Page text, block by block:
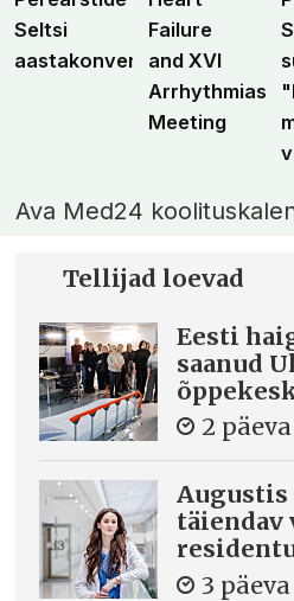
Seltsi
aastakonverents
Failure
and XVI
Arrhythmias
Meeting
Ava Med24
Tellijad loevad
Eesti
saanud
2
Augustis
täiendav
3